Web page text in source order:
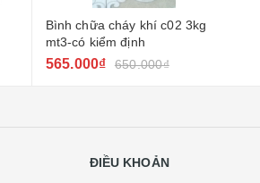
Bình chữa cháy khí c02 3kg
mt3-có kiểm định
565.000₫ 650.000₫
ĐIỀU KHOẢN